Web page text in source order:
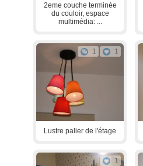
2eme couche terminée
du couloir, espace
multimédia: ...
1 1
Lustre palier de l'étage
1